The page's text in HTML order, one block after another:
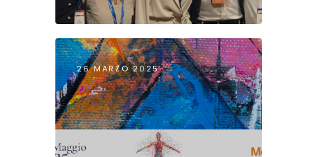
26 MARZO 2025